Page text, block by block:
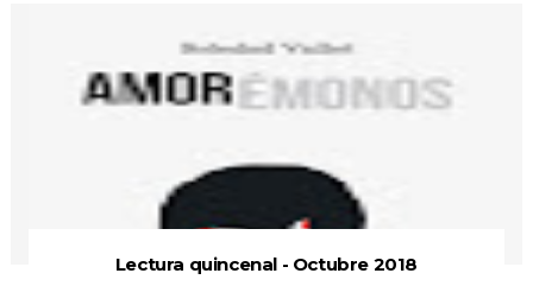
Lectura quincenal - Octubre 2018